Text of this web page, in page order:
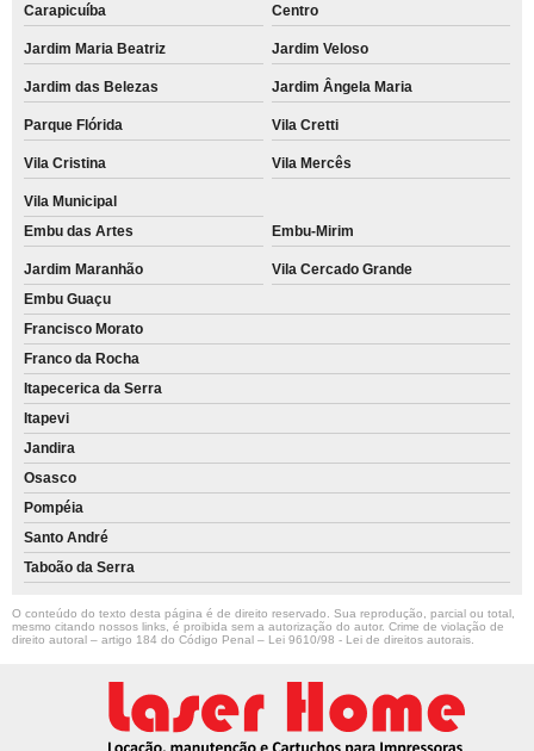
Carapicuíba
Centro
Jardim Maria Beatriz Jardim Veloso
Jardim das Belezas Jardim Ângela Maria
Parque Flórida Vila Cretti
Vila Cristina Vila Mercês
Vila Municipal
Embu das Artes
Embu-Mirim
Jardim Maranhão
Vila Cercado Grande
Embu Guaçu
Francisco Morato
Franco da Rocha
Itapecerica da Serra
Itapevi
Jandira
Osasco
Pompéia
Santo André
Taboão da Serra
O conteúdo do texto desta página é de direito reservado. Sua reprodução, parcial ou total,
mesmo citando nossos links, é proibida sem a autorização do autor. Crime de violação de
direito autoral – artigo 184 do Código Penal – Lei 9610/98 - Lei de direitos autorais